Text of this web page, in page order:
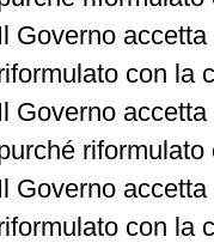
Il Governo
con la
Il Governo
Il Governo
con la